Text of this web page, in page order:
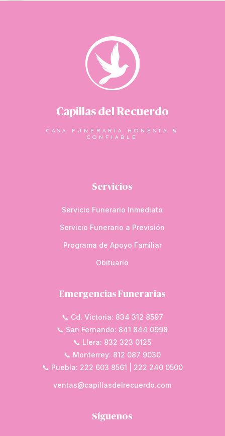
Capillas del Recuerdo
CASA FUNERARIA HONESTA &
CONFIABLE
Servicios
Servicio Funerario Inmediato
Servicio Funerario a Previsión
Programa de Apoyo Familiar
Obituario
Emergencias Funerarias
📞 Cd. Victoria: 834 312 8597
📞 San Fernando: 841 844 0998
📞 Llera: 832 323 0125
📞 Monterrey: 812 087 9030
📞 Puebla: 222 603 8561 | 222 240 0500
ventas@capillasdelrecuerdo.com
Síguenos